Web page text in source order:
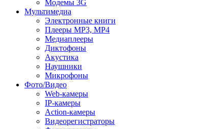
Модемы 3G
Мультимедиа
Электронные книги
Плееры MP3, MP4
Медиаплееры
Диктофоны
Акустика
Наушники
Микрофоны
Фото/Видео
Web-камеры
IP-камеры
Action-камеры
Видеорегистраторы